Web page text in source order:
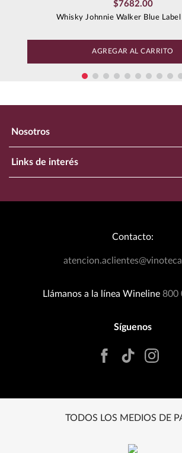
$7682.00
Whisky Johnnie Walker Blue Label
AGREGAR AL CARRITO
Nosotros
Nuestra Empresa
Facturación clientes tienda física
Links de interés
T&C Dinámica Fútbol
Contacto:
Llámanos a la línea Wineline 800
Síguenos
TODOS LOS MEDIOS DE